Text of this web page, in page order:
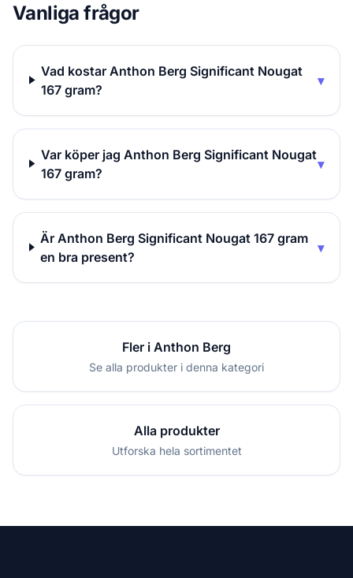
Vanliga frågor
Vad kostar Anthon Berg Significant Nougat
167 gram?
▾
Var köper jag Anthon Berg Significant Nougat
167 gram?
▾
Är Anthon Berg Significant Nougat 167 gram
en bra present?
▾
Fler i Anthon Berg
Se alla produkter i denna kategori
Alla produkter
Utforska hela sortimentet